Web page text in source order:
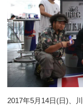
2017年5月14日(日)、